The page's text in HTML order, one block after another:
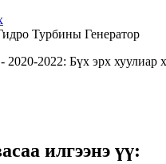
2022: Бүх эрх хуулиар
илгээнэ үү: